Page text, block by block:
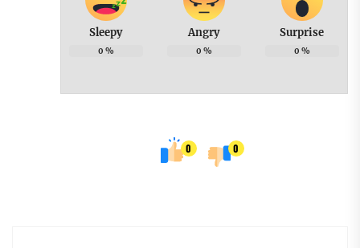
Sleepy
0 %
Angry
0 %
Surprise
0 %
0 0